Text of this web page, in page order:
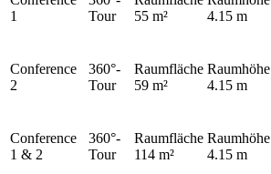
1
Tour
55 m²
4.15 m
Conference
2
360°-
Tour
Raumfläche
59 m²
Raumhöhe
4.15 m
Conference
1 & 2
360°-
Tour
Raumfläche
114 m²
Raumhöhe
4.15 m